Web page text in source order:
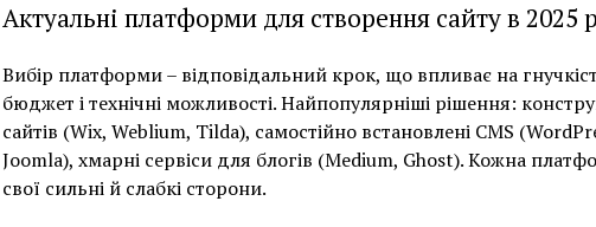
Актуальні платформи для створення сайту в 2025
Вибір платформи – відповідальний крок, що впливає на
бюджет і технічні можливості. Найпопулярніші рішення:
сайтів (Wix, Weblium, Tilda), самостійно встановлені CMS
Joomla), хмарні сервіси для блогів (Medium, Ghost). Кожна
свої сильні й слабкі сторони.